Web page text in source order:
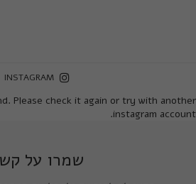
INSTAGRAM
Please check it again or try with another
instagram account.
שמרו על